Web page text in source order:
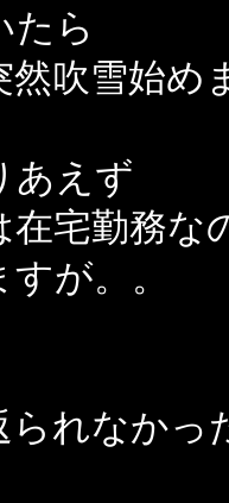
たら
然吹雪始め
あえず
在宅勤務な
が。。
られなかっ